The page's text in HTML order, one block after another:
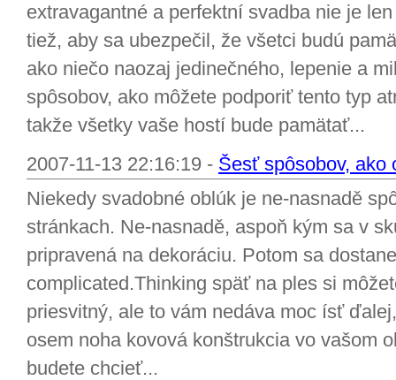
extravagantné a perfektní svadba nie je
tiež, aby sa ubezpečil, že všetci budú
ako niečo naozaj jedinečného, lepenie a
spôsobov, ako môžete podporiť tento typ
takže všetky vaše hostí bude pamätať...
2007-11-13 22:16:19 - Šesť spôsobov, ako
Niekedy svadobné oblúk je ne-nasnadě
stránkach. Ne-nasnadě, aspoň kým sa v
pripravená na dekoráciu. Potom sa
complicated.Thinking späť na ples si
priesvitný, ale to vám nedáva moc ísť
osem noha kovová konštrukcia vo vašom
budete chcieť...